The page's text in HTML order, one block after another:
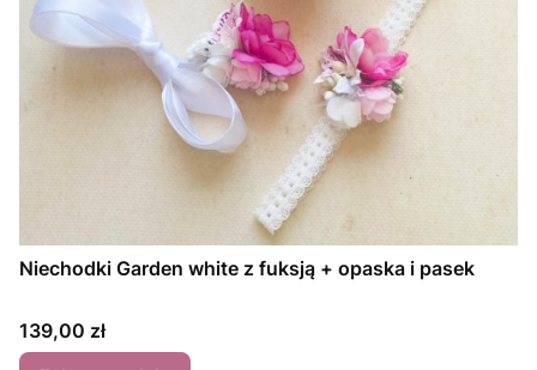
Niechodki Garden white z fuksją + opaska i pasek
Cena
139,00 zł